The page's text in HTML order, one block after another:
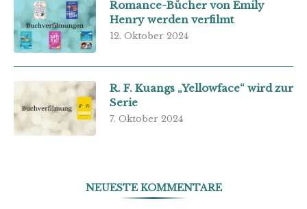
Romance-Bücher von Emily
Henry werden verfilmt
12. Oktober 2024
R. F. Kuangs „Yellowface“ wird zur
Serie
7. Oktober 2024
NEUESTE KOMMENTARE